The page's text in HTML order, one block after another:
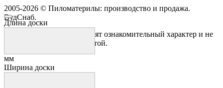
2005-2026 © Пиломатерилы: производство и продажа.
ВудСнаб.
Предложения на сайте носят ознакомительный характер и не
являются публичной офертой.
Длина доски
мм
Ширина доски